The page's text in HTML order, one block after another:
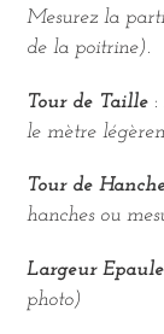
Mesurez la
de la poitrine).
Tour de Taille :
le mètre
Tour de
hanches ou
Largeur
photo)